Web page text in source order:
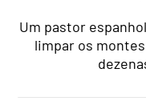
Um pastor
limpar os